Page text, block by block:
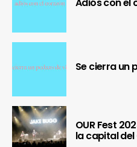
Se cierra un
OUR Fest
la capital